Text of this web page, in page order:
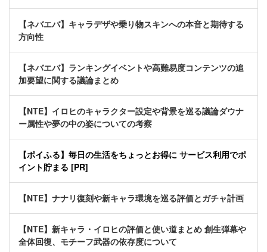
【ネバエバ】キャラデザや乗り物スキンへの本音と期待する
方向性
【ネバエバ】ランキングイベントや高難易度コンテンツの追
加要望に関する議論まとめ
【NTE】イロヒのキャラクター設定や背景を巡る議論ダウナ
ー属性や夢の中の姿についての考察
【ポイふる】毎日の生活をちょっとお得に サービス利用でポ
イント貯まる [PR]
【NTE】ナナリ復刻や新キャラ環境を巡る評価とガチャ計画
【NTE】新キャラ・イロヒの評価と使い道まとめ 創生弾幕や
全体回復、モチーフ武器の依存度について